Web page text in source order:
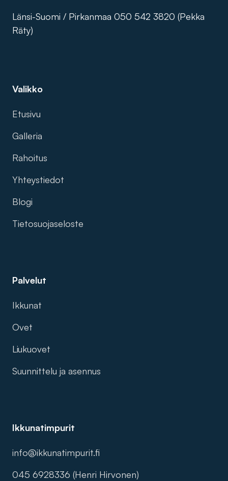
Länsi-Suomi / Pirkanmaa 050 542 3820 (Pekka
Räty)
Valikko
Etusivu
Galleria
Rahoitus
Yhteystiedot
Blogi
Tietosuojaseloste
Palvelut
Ikkunat
Ovet
Liukuovet
Suunnittelu ja asennus
Ikkunatimpurit
info@ikkunatimpurit.fi
045 6928336 (Henri Hirvonen)